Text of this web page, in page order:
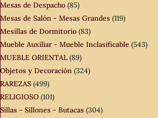
Mesas de Despacho (85)
Mesas de Salón - Mesas Grandes (119)
Mesillas de Dormitorio (83)
Mueble Auxiliar - Mueble Inclasificable (543)
MUEBLE ORIENTAL (89)
Objetos y Decoración (324)
RAREZAS (499)
RELIGIOSO (101)
Sillas - Sillones - Butacas (304)